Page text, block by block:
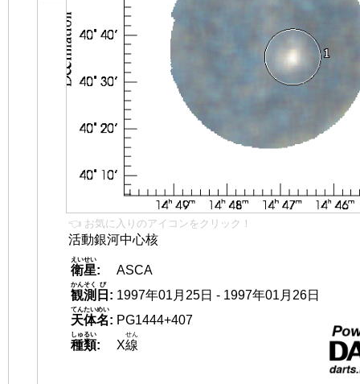
👈 お気に入りのアイコンをクリック！
活動銀河中心核
衛星
えいせい
:
ASCA
観測
かんそく
日
び
: 1997年01月25日 - 1997年01月26日
天体名
てんたいめい
: PG1444+407
種類
しゅるい
: X線
せん